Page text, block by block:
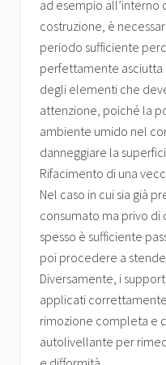
ad esempio all’interno
costruzione, è
periodo sufficiente
perfettamente asciutta
degli elementi che
attenzione, poiché la
ambiente umido nel
danneggiare la
Rifacimento di una
Nel caso in cui sia già
consumato ma privo
spesso è sufficiente
poi procedere a
Diversamente, i
applicati
rimozione completa e
autolivellante per